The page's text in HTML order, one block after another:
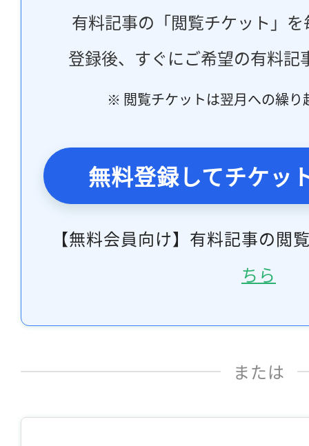
有料記事の「閲覧チケット」
登録後、すぐにご希望の有料記
※ 閲覧チケットは翌月への繰り
無料登録してチケッ
【無料会員向け】有料記事の閲
ちら
または